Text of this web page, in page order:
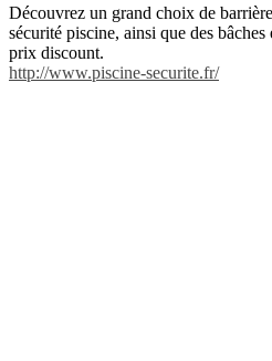
Découvrez un grand choix de
sécurité piscine, ainsi que des
prix discount.
http://www.piscine-securite.fr/